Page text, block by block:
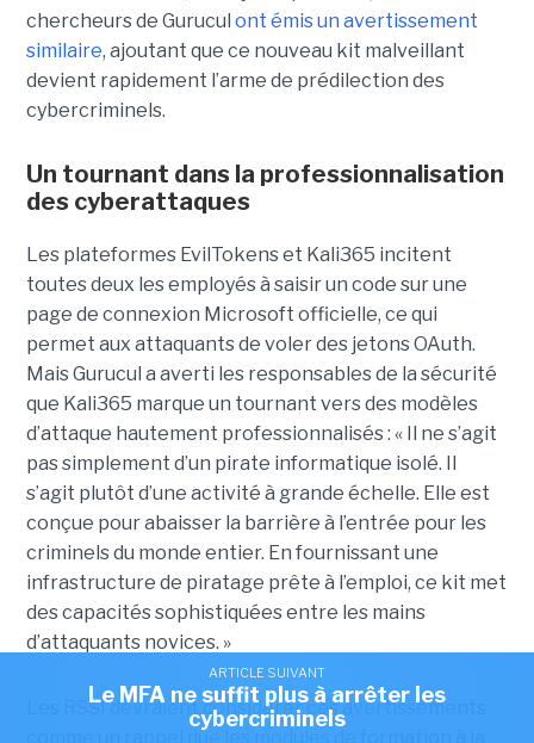
ARTICLE SUIVANT
Le MFA ne suffit plus à arrêter les
cybercriminels
chercheurs de Gurucul ont émis un avertissement
similaire, ajoutant que ce nouveau kit malveillant
devient rapidement l’arme de prédilection des
cybercriminels.
Un tournant dans la professionnalisation
des cyberattaques
Les plateformes EvilTokens et Kali365 incitent
toutes deux les employés à saisir un code sur une
page de connexion Microsoft officielle, ce qui
permet aux attaquants de voler des jetons OAuth.
Mais Gurucul a averti les responsables de la sécurité
que Kali365 marque un tournant vers des modèles
d’attaque hautement professionnalisés : « Il ne s’agit
pas simplement d’un pirate informatique isolé. Il
s’agit plutôt d’une activité à grande échelle. Elle est
conçue pour abaisser la barrière à l’entrée pour les
criminels du monde entier. En fournissant une
infrastructure de piratage prête à l’emploi, ce kit met
des capacités sophistiquées entre les mains
d’attaquants novices. »
Les RSSI devraient considérer ces avertissements
comme un rappel que les modules de formation à la